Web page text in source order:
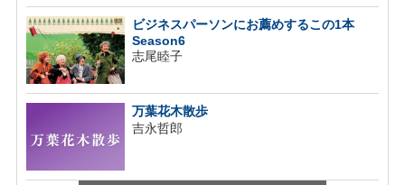
ビジネスパーソンにお薦めするこの1本
Season6
志尾睦子
万葉花木散歩
吉永哲郎